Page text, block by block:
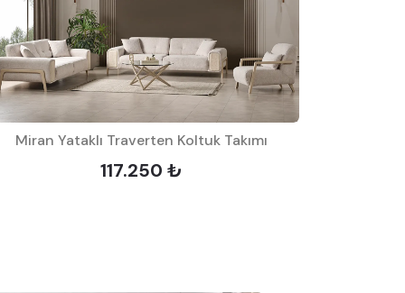
Miran Yataklı Traverten Koltuk Takımı
117.250 ₺